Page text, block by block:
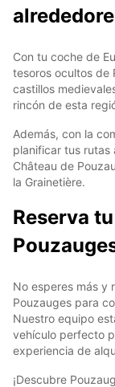
Con tu coche de
tesoros ocultos de
castillos
rincón de esta
Además, con la
planificar tus rutas
Château de
la Grainetière.
Reserva
No esperes más y
Pouzauges para
Nuestro equipo
vehículo perfecto
experiencia de
¡Descubre